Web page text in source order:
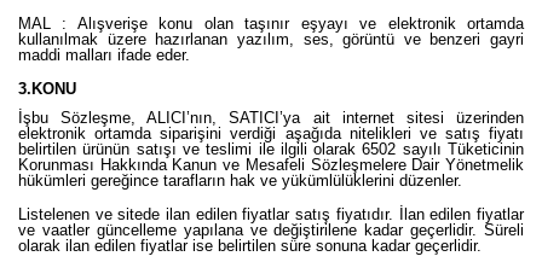
MAL : Alışverişe konu olan taşınır eşyayı ve elektronik ortamda
kullanılmak üzere hazırlanan yazılım, ses, görüntü ve benzeri gayri
maddi malları ifade eder.
3.KONU
İşbu Sözleşme, ALICI’nın, SATICI’ya ait internet sitesi üzerinden
elektronik ortamda siparişini verdiği aşağıda nitelikleri ve satış fiyatı
belirtilen ürünün satışı ve teslimi ile ilgili olarak 6502 sayılı Tüketicinin
Korunması Hakkında Kanun ve Mesafeli Sözleşmelere Dair Yönetmelik
hükümleri gereğince tarafların hak ve yükümlülüklerini düzenler.
Listelenen ve sitede ilan edilen fiyatlar satış fiyatıdır. İlan edilen fiyatlar
ve vaatler güncelleme yapılana ve değiştirilene kadar geçerlidir. Süreli
olarak ilan edilen fiyatlar ise belirtilen süre sonuna kadar geçerlidir.